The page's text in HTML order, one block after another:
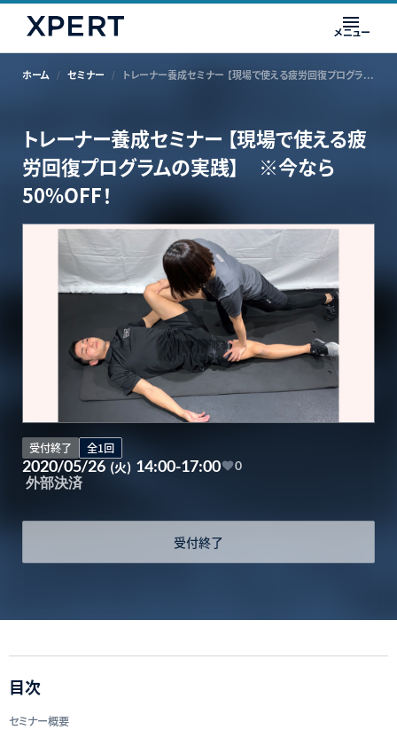
メニュー
ホーム セミナー トレーナー養成セミナー 【現場で使える疲労回復プログラムの実践】 ※今なら50%OFF！
トレーナー養成セミナー 【現場で使える疲
労回復プログラムの実践】 ※今なら
50%OFF！
受付終了 全1回
2020/05/26 (火) 14:00-17:00 0
外部決済
受付終了
目次
セミナー概要